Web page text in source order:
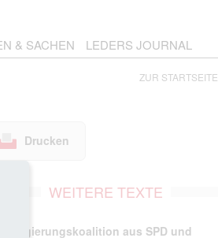
& SACHEN LEDERS JOURNAL
ZUR STARTSEITE
Drucken
WEITERE TEXTE
Regierungskoalition aus SPD und